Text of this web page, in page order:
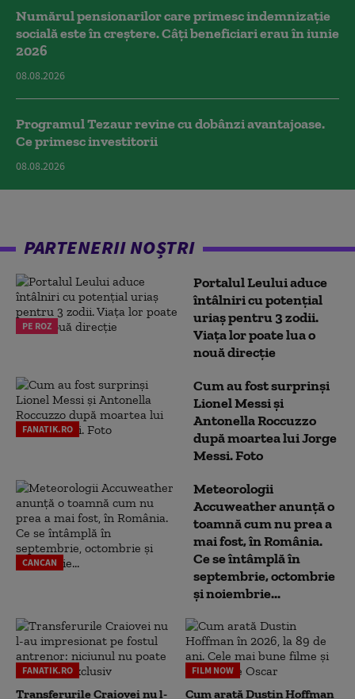
Numărul pensionarilor care primesc indemnizaţie
socială este în creștere. Câți beneficiari erau în iunie
2026
08.08.2026
Programul Tezaur revine cu dobânzi avantajoase.
Ce primesc investitorii
08.08.2026
PARTENERII NOȘTRI
PE ROZ
Portalul Leului aduce
întâlniri cu potențial
uriaș pentru 3 zodii.
Viața lor poate lua o
nouă direcție
FANATIK.RO
Cum au fost surprinși
Lionel Messi și
Antonella Roccuzzo
după moartea lui Jorge
Messi. Foto
CANCAN
Meteorologii
Accuweather anunță o
toamnă cum nu prea a
mai fost, în România.
Ce se întâmplă în
septembrie, octombrie
și noiembrie...
FANATIK.RO
Transferurile Craiovei nu l-
FILM NOW
Cum arată Dustin Hoffman